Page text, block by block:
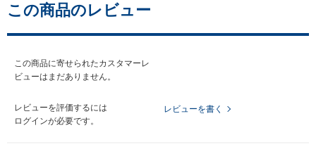
この商品のレビュー
この商品に寄せられたカスタマーレ
ビューはまだありません。
レビューを評価するには
ログインが必要です。
レビューを書く